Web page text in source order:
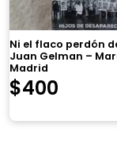
Ni el flaco perdón
Juan Gelman –
Madrid
$400